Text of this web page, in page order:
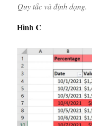
Quy tắc và định dạng.
Hình C